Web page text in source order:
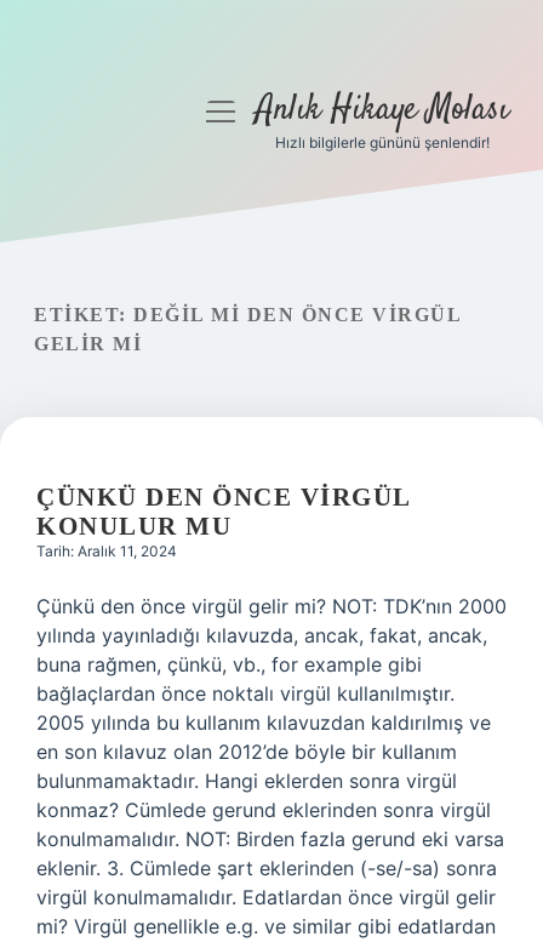
Gizlilik Politikası
Hakkımızda
menüyüAnlık Hikaye Molası
Hızlı bilgilerle gününü şenlendir!
ETIKET: DEĞIL MI DEN ÖNCE VIRGÜL
GELIR MI
ÇÜNKÜ DEN ÖNCE VIRGÜL
KONULUR MU
Tarih: Aralık 11, 2024
Çünkü den önce virgül gelir mi? NOT: TDK’nın 2000
yılında yayınladığı kılavuzda, ancak, fakat, ancak,
buna rağmen, çünkü, vb., for example gibi
bağlaçlardan önce noktalı virgül kullanılmıştır.
2005 yılında bu kullanım kılavuzdan kaldırılmış ve
en son kılavuz olan 2012’de böyle bir kullanım
bulunmamaktadır. Hangi eklerden sonra virgül
konmaz? Cümlede gerund eklerinden sonra virgül
konulmamalıdır. NOT: Birden fazla gerund eki varsa
eklenir. 3. Cümlede şart eklerinden (-se/-sa) sonra
virgül konulmamalıdır. Edatlardan önce virgül gelir
mi? Virgül genellikle e.g. ve similar gibi edatlardan